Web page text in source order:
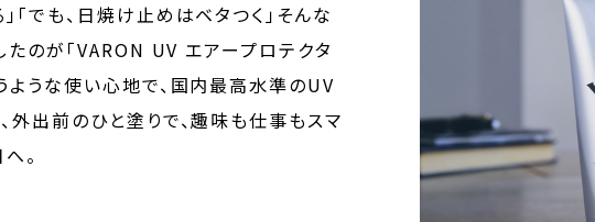
「でも、日焼け止めはベタつく」そんな
のが「VARON UV エアープロテクタ
ような使い心地で、国内最高水準のUV
外出前のひと塗りで、趣味も仕事もスマ
。